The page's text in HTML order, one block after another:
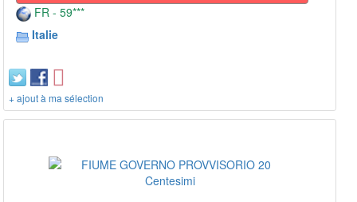
FR - 59***
Italie
+ ajout à ma sélection